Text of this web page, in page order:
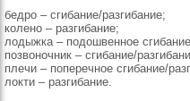
бедро – сгибание/разгибание;
колено – разгибание;
лодыжка – подошвенное
позвоночник – сгибание/
плечи – поперечное сгибание/
локти – разгибание.